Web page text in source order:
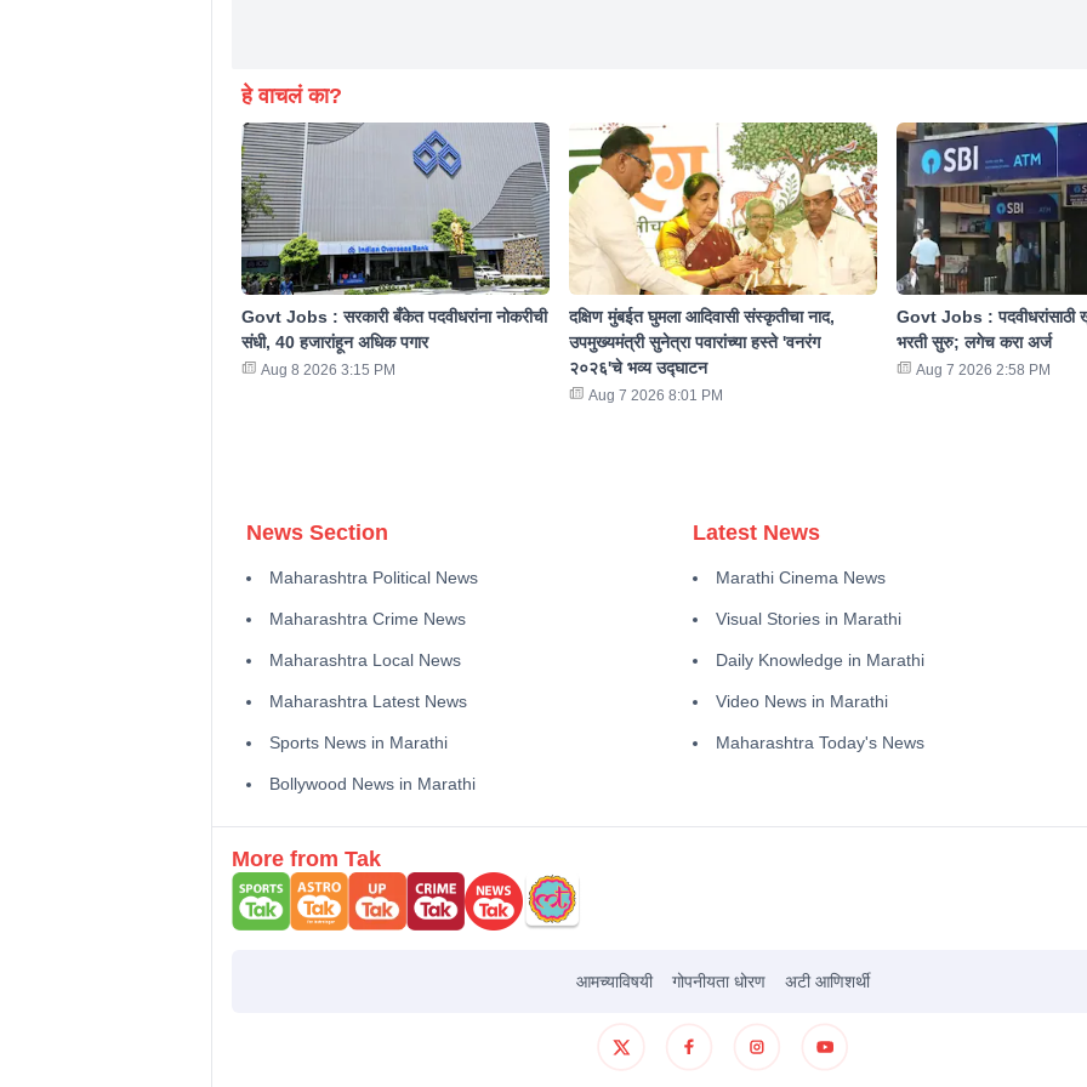
हे वाचलं का?
Govt Jobs : सरकारी बँकेत पदवीधरांना नोकरीची
संधी, 40 हजारांहून अधिक पगार
Aug 8 2026 3:15 PM
दक्षिण मुंबईत घुमला आदिवासी संस्कृतीचा नाद,
उपमुख्यमंत्री सुनेत्रा पवारांच्या हस्ते 'वनरंग
२०२६'चे भव्य उद्घाटन
Aug 7 2026 8:01 PM
Govt Jobs :
भरती सुरु; लगेच करा अर्ज
Aug 7 2026 2:58 PM
News Section
Maharashtra Political News
Maharashtra Crime News
Maharashtra Local News
Maharashtra Latest News
Sports News in Marathi
Bollywood News in Marathi
Latest News
Marathi Cinema News
Visual Stories in Marathi
Daily Knowledge in Marathi
Video News in Marathi
Maharashtra Today's News
More from Tak
आमच्याविषयी गोपनीयता धोरण अटी आणिशर्थी